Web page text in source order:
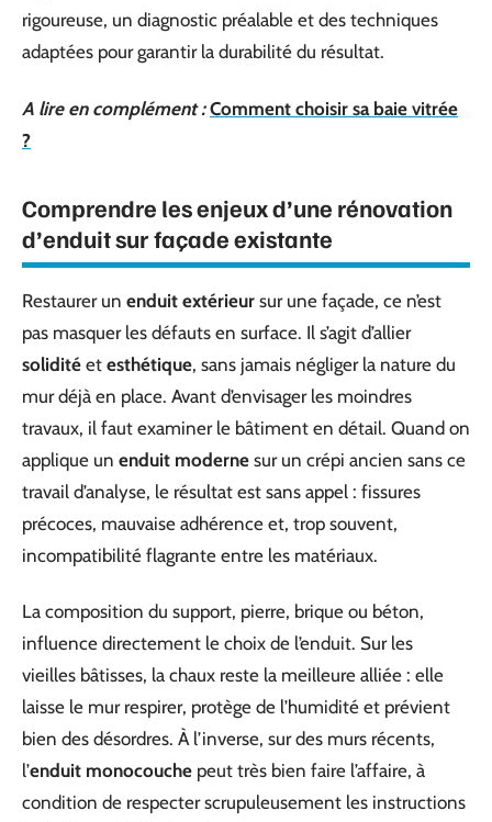
rigoureuse, un diagnostic préalable et des techniques
adaptées pour garantir la durabilité du résultat.
A lire en complément : Comment choisir sa baie vitrée
?
Comprendre les enjeux d’une rénovation
d’enduit sur façade existante
Restaurer un enduit extérieur sur une façade, ce n’est
pas masquer les défauts en surface. Il s’agit d’allier
solidité et esthétique, sans jamais négliger la nature du
mur déjà en place. Avant d’envisager les moindres
travaux, il faut examiner le bâtiment en détail. Quand on
applique un enduit moderne sur un crépi ancien sans ce
travail d’analyse, le résultat est sans appel : fissures
précoces, mauvaise adhérence et, trop souvent,
incompatibilité flagrante entre les matériaux.
La composition du support, pierre, brique ou béton,
influence directement le choix de l’enduit. Sur les
vieilles bâtisses, la chaux reste la meilleure alliée : elle
laisse le mur respirer, protège de l’humidité et prévient
bien des désordres. À l’inverse, sur des murs récents,
l’enduit monocouche peut très bien faire l’affaire, à
condition de respecter scrupuleusement les instructions